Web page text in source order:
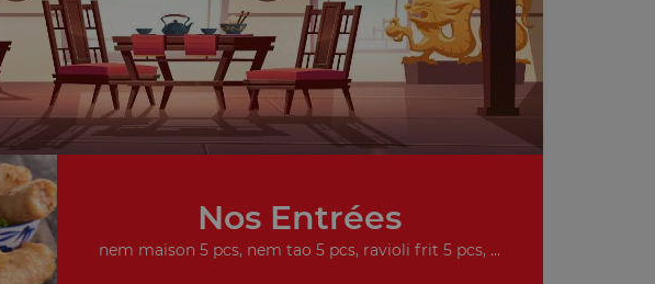
Nos Entrées
nem maison 5 pcs, nem tao 5 pcs, ravioli frit 5 pcs, ...